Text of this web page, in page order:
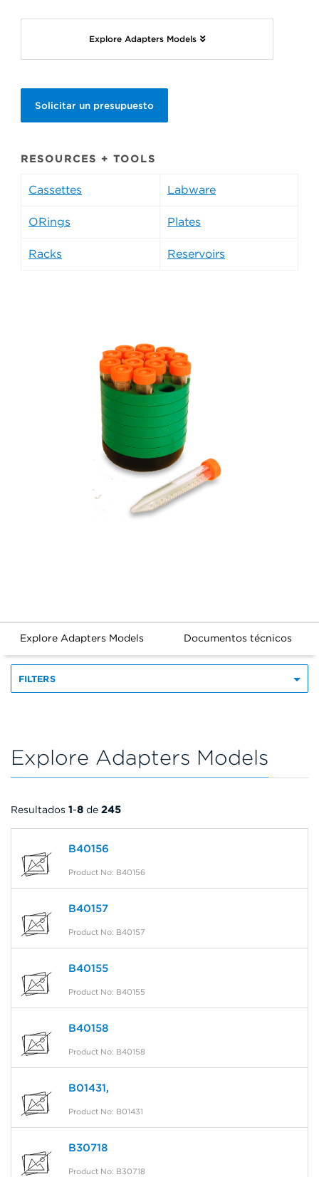
Explore Adapters Models
Solicitar un presupuesto
RESOURCES + TOOLS
Cassettes Labware
ORings Plates
Racks Reservoirs
Explore Adapters Models Documentos técnicos
FILTERS
Explore Adapters Models
Resultados 1-8 de 245
B40156
Product No: B40156
B40157
Product No: B40157
B40155
Product No: B40155
B40158
Product No: B40158
B01431,
Product No: B01431
B30718
Product No: B30718